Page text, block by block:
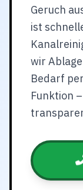
Geruch
ist
wir
Bedarf
Funktion